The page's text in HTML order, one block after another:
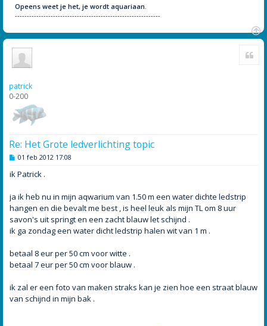
Opeens weet je het, je wordt aquariaan.
-------------------------------------------------------------
O
patrick
0-200
Re: Het Grote ledverlichting topic
B
r
h
01 feb 2012 17:08
ik Patrick .
ja ik heb nu in mijn aqwarium van 1.50 m een water dichte ledstrip
hangen en die bevalt me best , is heel leuk als mijn TL om 8 uur
savon's uit springt en een zacht blauw let schijnd .
ik ga zondag een water dicht ledstrip halen wit van 1 m .
betaal 8 eur per 50 cm voor witte .
betaal 7 eur per 50 cm voor blauw .
ik zal er een foto van maken straks kan je zien hoe een straat blauw
van schijnd in mijn bak .